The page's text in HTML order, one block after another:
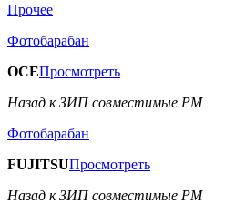
Прочее
Фотобарабан
OCEПросмотреть
Назад к ЗИП совместимые РМ
Фотобарабан
FUJITSUПросмотреть
Назад к ЗИП совместимые РМ